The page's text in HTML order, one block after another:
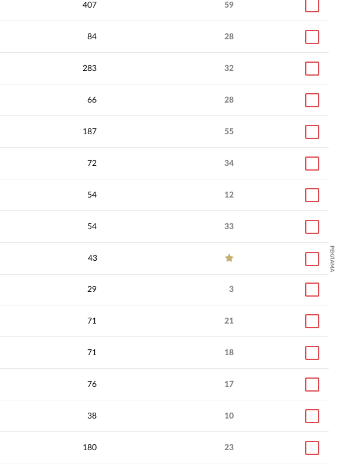
407 59
84 28
283 32
66 28
187 55
72 34
54 12
54 33
43 РЕКЛАМА
29 3
71 21
71 18
76 17
38 10
180 23